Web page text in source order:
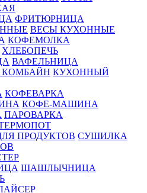
ФРИТЮРНИЦА
ВЕСЫ КУХОННЫЕ
КОФЕМОЛКА
ХЛЕБОПЕЧЬ
ВАФЕЛЬНИЦА
КУХОННЫЙ
КОФЕВАРКА
КОФЕ-МАШИНА
ПАРОВАРКА
СУШИЛКА
ШАШЛЫЧНИЦА